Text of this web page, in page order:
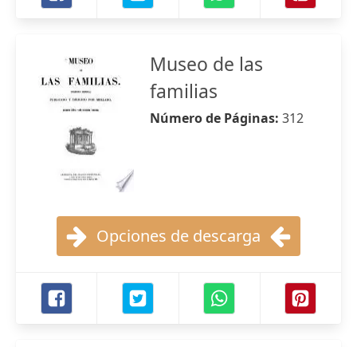
Museo de las
familias
Número de Páginas: 312
Opciones de descarga